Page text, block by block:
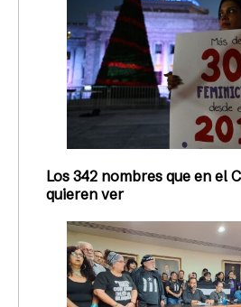
Los 342 nombres que en el
quieren ver